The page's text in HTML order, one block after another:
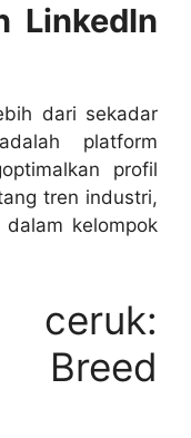
LinkedIn
dari sekadar
platform
profil
tren industri,
kelompok